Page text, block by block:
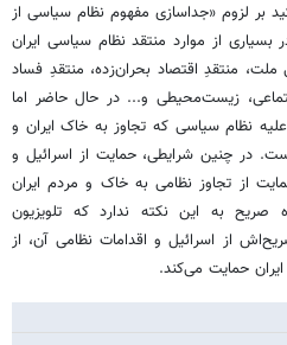
بر لزوم «جداسازی مفهوم نظام سیاسی از
از موارد منتقد نظام سیاسی ایران
منتقدِ اقتصاد بحران‌زده، منتقدِ فساد
زیست‌محیطی و... در حال حاضر اما
نظام سیاسی که تجاوز به خاک ایران و
در چنین شرایطی، حمایت از اسرائیل و
از تجاوز نظامی به خاک و مردم ایران
صریح به این نکته ندارد که تلویزیون
از اسرائیل و اقدامات نظامی آن، از
حمایت می‌کند.